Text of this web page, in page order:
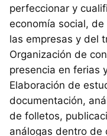
perfeccionar y
economía social,
las empresas y del
Organización de
presencia en ferias
Elaboración de
documentación,
de folletos,
análogas dentro de